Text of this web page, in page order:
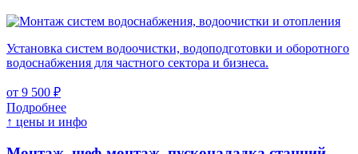
Установка систем водоочистки, водоподготовки и оборотного
водоснабжения для частного сектора и бизнеса.
от 9 500 ₽
Подробнее
↑ цены и инфо